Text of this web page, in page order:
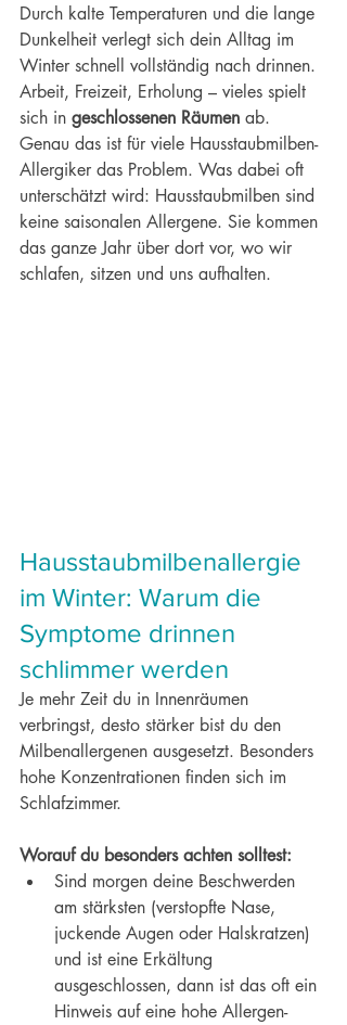
Durch kalte Temperaturen und die lange
Dunkelheit verlegt sich dein Alltag im
Winter schnell vollständig nach drinnen.
Arbeit, Freizeit, Erholung – vieles spielt
sich in geschlossenen Räumen ab.
Genau das ist für viele Hausstaubmilben-
Allergiker das Problem. Was dabei oft
unterschätzt wird: Hausstaubmilben sind
keine saisonalen Allergene. Sie kommen
das ganze Jahr über dort vor, wo wir
schlafen, sitzen und uns aufhalten.
Hausstaubmilbenallergie
im Winter: Warum die
Symptome drinnen
schlimmer werden
Je mehr Zeit du in Innenräumen
verbringst, desto stärker bist du den
Milbenallergenen ausgesetzt. Besonders
hohe Konzentrationen finden sich im
Schlafzimmer.
Worauf du besonders achten solltest:
Sind morgen deine Beschwerden
am stärksten (verstopfte Nase,
juckende Augen oder Halskratzen)
und ist eine Erkältung
ausgeschlossen, dann ist das oft ein
Hinweis auf eine hohe Allergen-